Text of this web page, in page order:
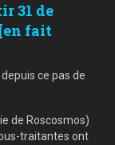
31 de
fait
ce pas de
de Roscosmos)
traitantes ont